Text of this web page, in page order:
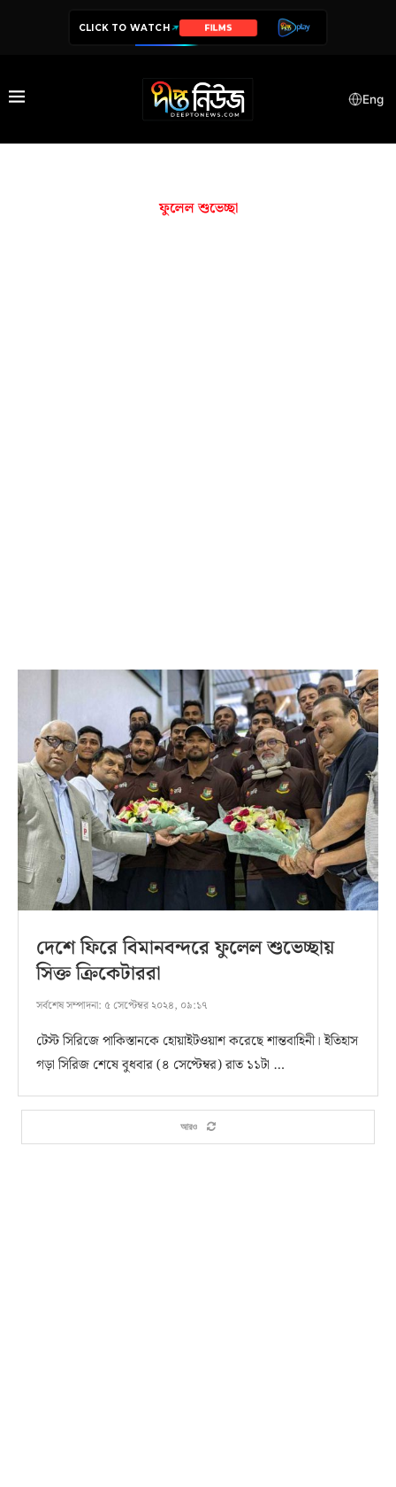
CLICK TO WATCH FILMS
Eng
ফুলেল শুভেচ্ছা
দেশে ফিরে বিমানবন্দরে ফুলেল শুভেচ্ছায়
সিক্ত ক্রিকেটাররা
সর্বশেষ সম্পাদনা: ৫ সেপ্টেম্বর ২০২৪, ০৯:১৭
টেস্ট সিরিজে পাকিস্তানকে হোয়াইটওয়াশ করেছে শান্তবাহিনী। ইতিহাস
গড়া সিরিজ শেষে বুধবার (৪ সেপ্টেম্বর) রাত ১১টা …
আরও